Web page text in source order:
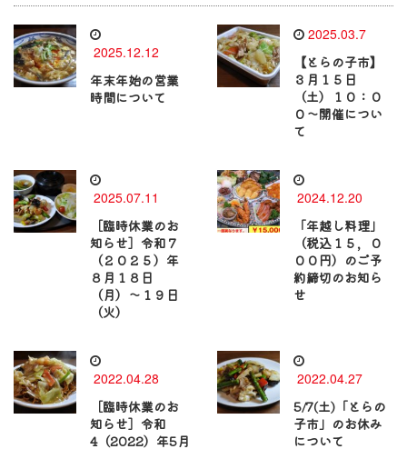
2025.12.12
年末年始の営業
時間について
2025.03.7
【とらの子市】
３月１５日
（土）１０：０
０～開催につい
て
2025.07.11
［臨時休業のお
知らせ］令和７
（２０２５）年
８月１８日
（月）〜１９日
（火）
2024.12.20
「年越し料理」
（税込１５，０
００円）のご予
約締切のお知ら
せ
2022.04.28
［臨時休業のお
知らせ］令和
4（2022）年5月
2022.04.27
5/7(土)「とらの
子市」のお休み
について